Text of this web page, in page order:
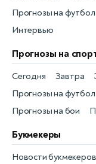
Прогнозы на футбол
Интервью
Прогнозы на
Прогнозы на футбол
Сегодня
Завтра
Прогнозы на бои
Букмекеры
Новости букмекеров